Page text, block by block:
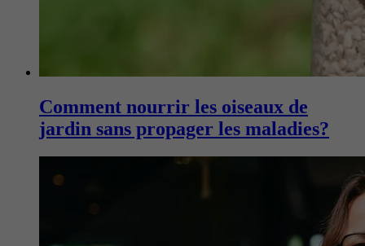
Comment nourrir les oiseaux de
jardin sans propager les maladies?